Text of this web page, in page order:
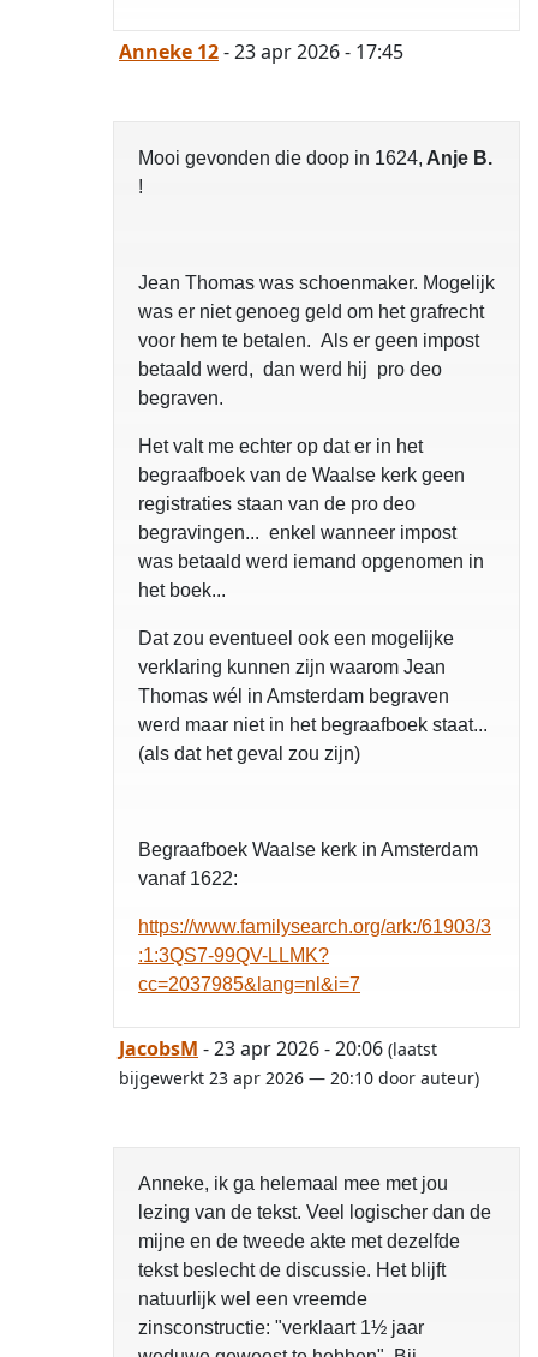
Anneke 12- 23 apr 2026 - 17:45
Mooi gevonden die doop in 1624, Anje B.
!
Jean Thomas was schoenmaker. Mogelijk
was er niet genoeg geld om het grafrecht
voor hem te betalen. Als er geen impost
betaald werd, dan werd hij pro deo
begraven.
Het valt me echter op dat er in het
begraafboek van de Waalse kerk geen
registraties staan van de pro deo
begravingen... enkel wanneer impost
was betaald werd iemand opgenomen in
het boek...
Dat zou eventueel ook een mogelijke
verklaring kunnen zijn waarom Jean
Thomas wél in Amsterdam begraven
werd maar niet in het begraafboek staat...
(als dat het geval zou zijn)
Begraafboek Waalse kerk in Amsterdam
vanaf 1622:
https://www.familysearch.org/ark:/61903/3
:1:3QS7-99QV-LLMK?
cc=2037985&lang=nl&i=7
JacobsM - 23 apr 2026 - 20:06 (laatst
bijgewerkt 23 apr 2026 — 20:10 door auteur)
Anneke, ik ga helemaal mee met jou
lezing van de tekst. Veel logischer dan de
mijne en de tweede akte met dezelfde
tekst beslecht de discussie. Het blijft
natuurlijk wel een vreemde
zinsconstructie: "verklaart 1½ jaar